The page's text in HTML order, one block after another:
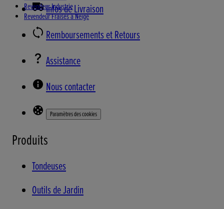
Revendeur Industrie
Revendeur Fraises à Neige
Infos de Livraison
Remboursements et Retours
Assistance
Nous contacter
Paramètres des cookies
Produits
Tondeuses
Outils de Jardin